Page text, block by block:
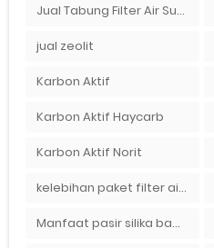
Jual Tabung Filter Air Surabaya
jual zeolit
Karbon Aktif
Karbon Aktif Haycarb
Karbon Aktif Norit
kelebihan paket filter air Ady Water
Manfaat pasir silika bagi kehidupan